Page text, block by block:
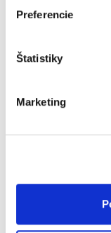
Preferencie
Štatistiky
Marketing
Marek Kordík
textu